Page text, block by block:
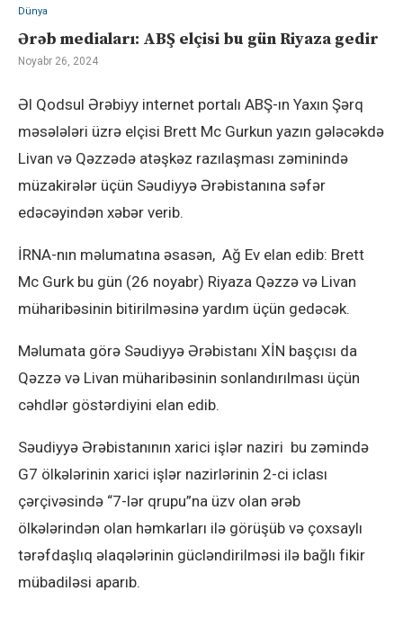
Dünya
Ərəb mediaları: ABŞ elçisi bu gün Riyaza gedir
Noyabr 26, 2024
Əl Qodsul Ərəbiyy internet portalı ABŞ-ın Yaxın Şərq
məsələləri üzrə elçisi Brett Mc Gurkun yazın gələcəkdə
Livan və Qəzzədə atəşkəz razılaşması zəminində
müzakirələr üçün Səudiyyə Ərəbistanına səfər
edəcəyindən xəbər verib.
İRNA-nın məlumatına əsasən, Ağ Ev elan edib: Brett
Mc Gurk bu gün (26 noyabr) Riyaza Qəzzə və Livan
müharibəsinin bitirilməsinə yardım üçün gedəcək.
Məlumata görə Səudiyyə Ərəbistanı XİN başçısı da
Qəzzə və Livan müharibəsinin sonlandırılması üçün
cəhdlər göstərdiyini elan edib.
Səudiyyə Ərəbistanının xarici işlər naziri bu zəmində
G7 ölkələrinin xarici işlər nazirlərinin 2-ci iclası
çərçivəsində “7-lər qrupu”na üzv olan ərəb
ölkələrindən olan həmkarları ilə görüşüb və çoxsaylı
tərəfdaşlıq əlaqələrinin gücləndirilməsi ilə bağlı fikir
mübadiləsi aparıb.